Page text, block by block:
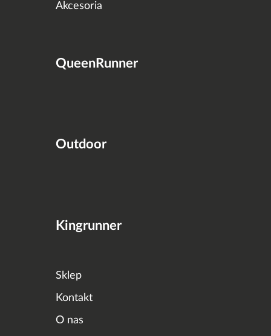
Akcesoria
QueenRunner
Outdoor
Kingrunner
Sklep
Kontakt
O nas